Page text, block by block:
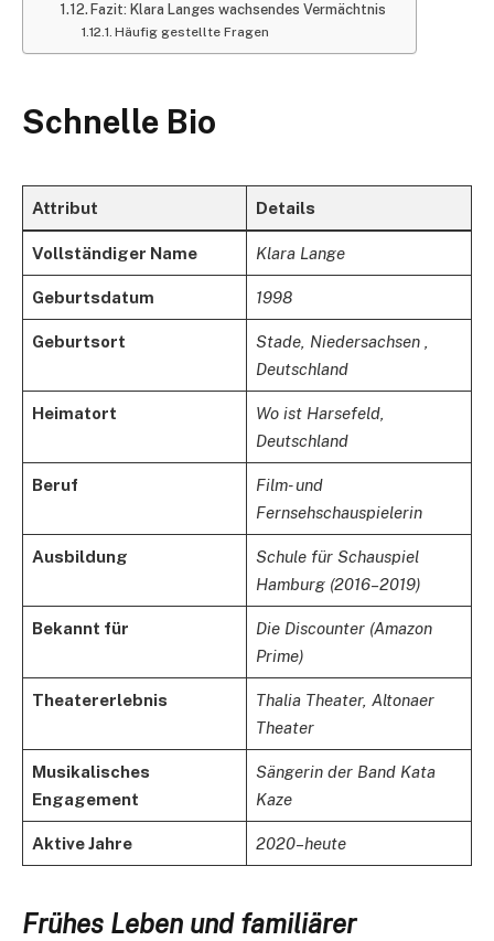
Fazit: Klara Langes wachsendes Vermächtnis
Häufig gestellte Fragen
Schnelle Bio
Attribut Details
Vollständiger Name Klara Lange
Geburtsdatum​​ 1998
Geburtsort​​
Stade, Niedersachsen ,
Deutschland
Heimatort
Wo ist Harsefeld,
Deutschland
Beruf
Film- und
Fernsehschauspielerin​
Ausbildung
Schule für Schauspiel
Hamburg (2016–2019)
Bekannt für
Die Discounter (Amazon
Prime)
Theatererlebnis​
Thalia Theater, Altonaer
Theater
Musikalisches
Engagement
Sängerin der Band Kata
Kaze
Aktive Jahre 2020–heute
Frühes Leben und familiärer